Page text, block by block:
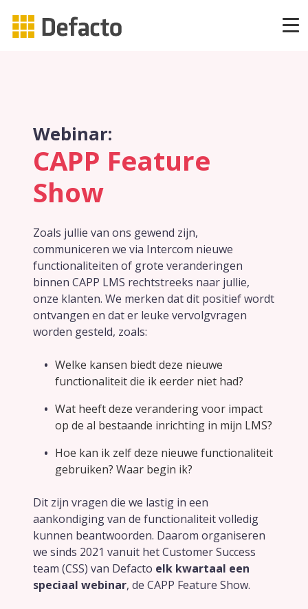
CAPP Adaptief Leren
CAPP Compliance
CAPP Compliance API
CAPP Quizzes
CAPP Open Courses
Agile Air
Agile QR
Agile Programs
CAPP Loopbaanontwikkeling
Spruitje
Zorgcontent
Webinar:
CAPP Feature
Show
Zoals jullie van ons gewend zijn,
communiceren we via Intercom nieuwe
functionaliteiten of grote veranderingen
binnen CAPP LMS rechtstreeks naar jullie,
onze klanten. We merken dat dit positief wordt
ontvangen en dat er leuke vervolgvragen
worden gesteld, zoals:
Welke kansen biedt deze nieuwe
functionaliteit die ik eerder niet had?
Wat heeft deze verandering voor impact
op de al bestaande inrichting in mijn LMS?
Hoe kan ik zelf deze nieuwe functionaliteit
gebruiken? Waar begin ik?
Dit zijn vragen die we lastig in een
aankondiging van de functionaliteit volledig
kunnen beantwoorden. Daarom organiseren
we sinds 2021 vanuit het Customer Success
team (CSS) van Defacto elk kwartaal een
speciaal webinar, de CAPP Feature Show.